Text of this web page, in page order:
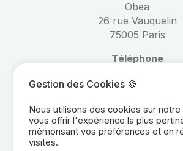
Obea
26 rue Vauquelin
75005 Paris
Téléphone
Gestion des Cookies 🍪
Nous utilisons des cookies sur
vous offrir l'expérience la plus
mémorisant vos préférences et en
visites.